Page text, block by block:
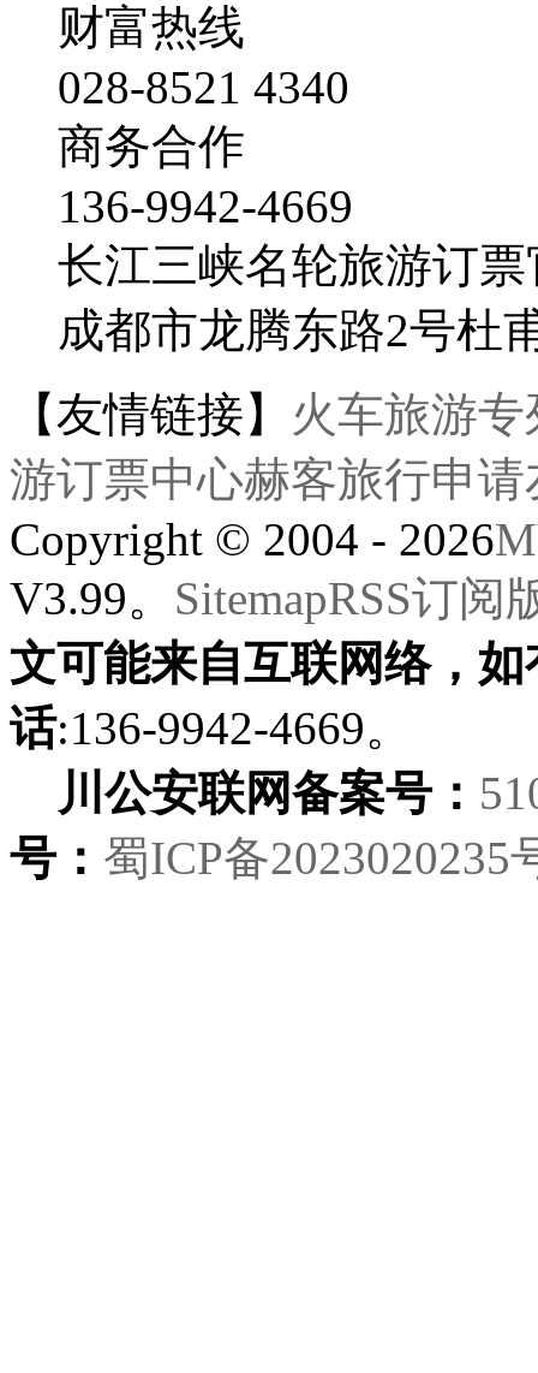
财富热线
028-8521 4340
商务合作
136-9942-4669
长江三峡名轮旅游订
成都市龙腾东路2号杜
【友情链接】 火车旅游专
游订票中心赫客旅行申请
Copyright © 2004 - 2026
V3.99。 SitemapRSS订阅
文可能来自互联网络，
话:136-9942-4669。
川公安联网备案号：
号： 蜀ICP备2023020235